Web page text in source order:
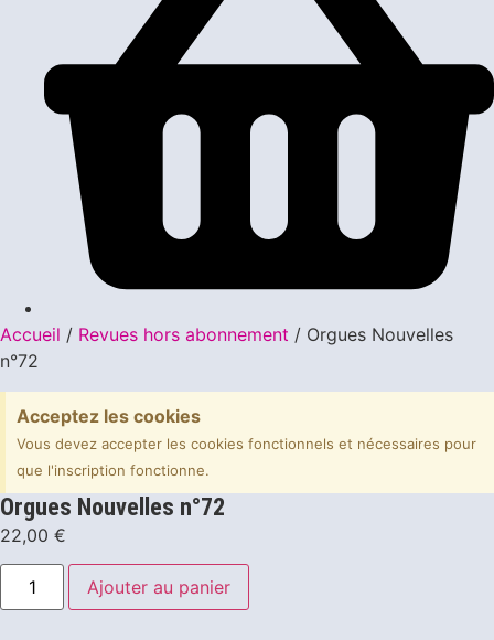
Accueil / Revues hors abonnement / Orgues Nouvelles
n°72
Acceptez les cookies
Vous devez accepter les cookies fonctionnels et nécessaires pour
que l'inscription fonctionne.
Orgues Nouvelles n°72
22,00 €
Ajouter au panier